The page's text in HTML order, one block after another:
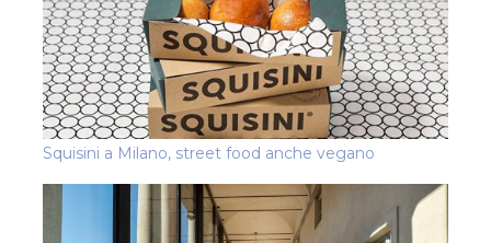
Squisini a Milano, street food anche vegano